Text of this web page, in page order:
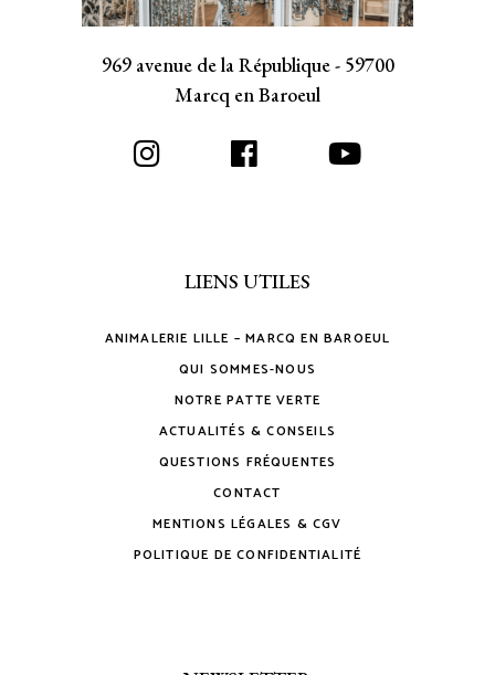
969 avenue de la République - 59700
Marcq en Baroeul
LIENS UTILES
ANIMALERIE LILLE – MARCQ EN BAROEUL
QUI SOMMES-NOUS
NOTRE PATTE VERTE
ACTUALITÉS & CONSEILS
QUESTIONS FRÉQUENTES
CONTACT
MENTIONS LÉGALES & CGV
POLITIQUE DE CONFIDENTIALITÉ